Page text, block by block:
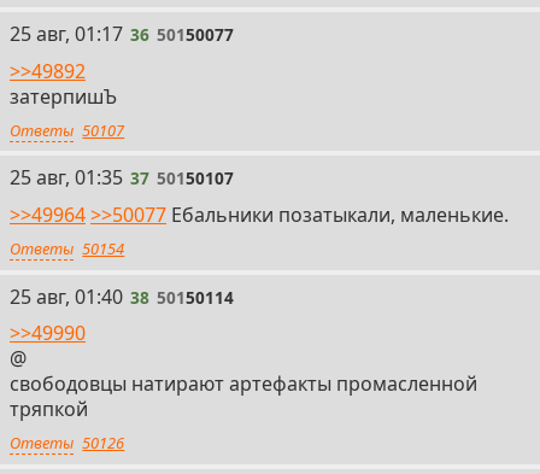
36
25 авг, 01:17 36 50150077
>>49892
затерпишЪ
Ответы 50107
37
25 авг, 01:35 37 50150107
>>49964>>50077 Ебальники позатыкали, маленькие.
Ответы 50154
38
25 авг, 01:40 38 50150114
>>49990
@
свободовцы натирают артефакты промасленной
тряпкой
Ответы 50126